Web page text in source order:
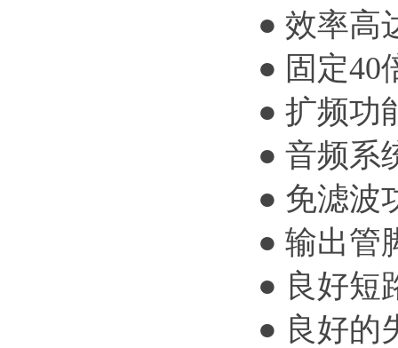
● 效率高
● 固定40
● 扩频功
● 音频系
● 免滤波
● 输出管
● 良好短
● 良好的